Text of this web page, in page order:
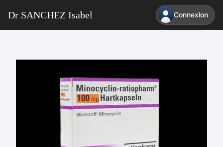
Dr SANCHEZ Isabel Connexion